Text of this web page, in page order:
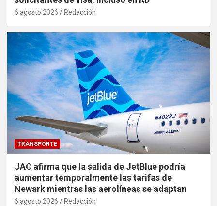
6 agosto 2026 Redacción
TRANSPORTE
JAC afirma que la salida de JetBlue podría
aumentar temporalmente las tarifas de
Newark mientras las aerolíneas se adaptan
6 agosto 2026 Redacción